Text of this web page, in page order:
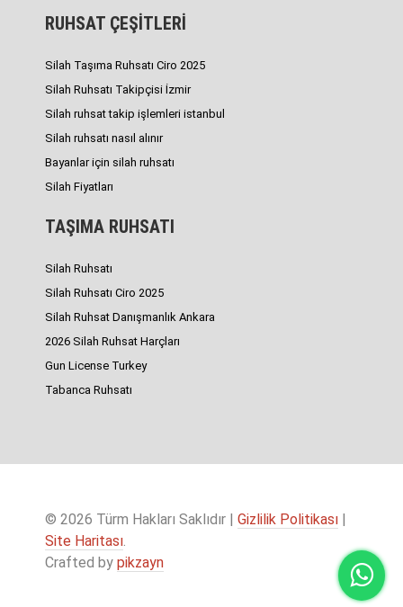
RUHSAT ÇEŞİTLERİ
Silah Taşıma Ruhsatı Ciro 2025
Silah Ruhsatı Takipçisi İzmir
Silah ruhsat takip işlemleri istanbul
Silah ruhsatı nasıl alınır
Bayanlar için silah ruhsatı
Silah Fiyatları
TAŞIMA RUHSATI
Silah Ruhsatı
Silah Ruhsatı Ciro 2025
Silah Ruhsat Danışmanlık Ankara
2026 Silah Ruhsat Harçları
Gun License Turkey
Tabanca Ruhsatı
© 2026 Türm Hakları Saklıdır | Gizlilik Politikası
Site Haritası.
Crafted by pikzayn